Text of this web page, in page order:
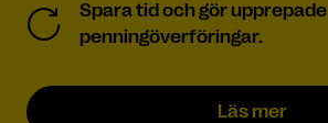
Spara tid och gör upprepade
penningöverföringar.
Läs mer